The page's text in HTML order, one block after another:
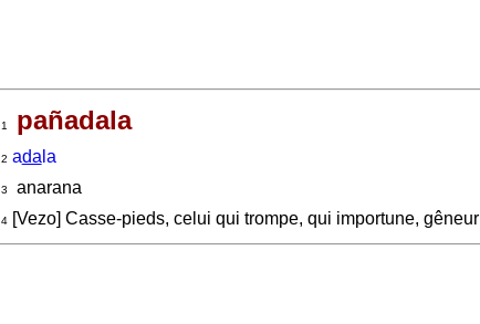
1 pañadala
2 ada la
3
anarana
4[Vezo] Casse-pieds, celui qui trompe, qui importune, gêneur